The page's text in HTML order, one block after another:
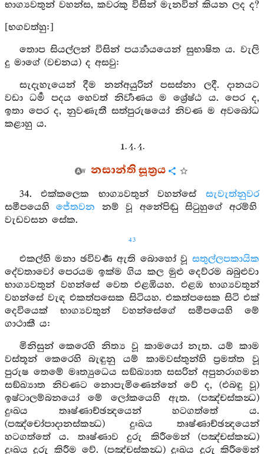
භාග්‍යවතුන් වහන්ස, කවරකු විසින් මැනවින් කියන ලද ද?
[භගවත්හු:]
තොප සියල්ලන් විසින් පර්‍ය්‍යායයෙන් සුභාෂිත ය. වැලි
දු මාගේ (වචනය) ද අසවු:
සැදැහැයෙන් දීම නන්අයුරින් පසස්නා ලදී. දානයට
වඩා ධර්‍ම පදය හෙවත් නිර්‍වාණය ම ශ්‍රේෂ්ඨ ය. පෙර ද,
ඉතා පෙර ද, නුවණැතී සත්පුරුෂයෝ නිවණ ම අවබෝධ
කළාහු ය.
1. 4. 4.
නසාන්ති සූත්‍රය
34. එක්කලෙක භාග්‍යවතුන් වහන්සේ සැවැත්නුවර
සමීපයෙහිජේතවන නම් වූ අනේපිඬු සිටුහුගේ අරම්හි
වැඩවසන සේක.
43
එකල්හි මනා ඡවිවර්‍ණ ඇති බොහෝ වූ සතුල්ලපකායික
දේවතාවෝ පෙරයම ඉක්ම ගිය කල මුළු දෙව්රම බබුළුවා
භාග්‍යවතුන් වහන්සේ වෙත එළඹියහ. එළඹ භාග්‍යවතුන්
වහන්සේ වැඳ එකත්පසෙක සිටියහ. එකත්පසෙක සිටි එක්
දෙවියෙක් භාග්‍යවතුන් වහන්සේගේ සමීපයෙහි මේ
ගාථාකී ය:
මිනිසුන් කෙරෙහි නිත්‍ය වූ කාමයෝ නැත. යම් කාම
වස්තූන් කෙරෙහි බැඳුනු යම් කාමවස්තුන්හි ප්‍රමත්ත වූ
පුරුෂ තෙමේ මෘත්‍යුධෙය සඞ්ඛ්‍යාත සසරින් අපුනරාගමන
සඞ්ඛ්‍යාත නිවණට නොපැමිණෙන්නේ වේ ද, (එබඳු වූ)
ඉෂ්ටාලම්බනයෝ මේ ලෝකයෙහි ඇත. (පඤ්චස්කන්‍ධ)
දුඃඛය තෘෂ්ණාච්ඡන්‍දයෙන් හටගත්තේ ය.
(පඤ්චෝපාදානස්කන්‍ධ) දුඃඛය තෘෂ්ණාච්ඡන්‍දයෙන්
හටගත්තේ ය. තෘෂ්ණාව දුරු කිරීමෙන් (පඤ්චස්කන්‍ධ)
දුඃඛය දුරු කිරීම වේ. (පඤ්චස්කන්‍ධ) දුඃඛය දුරු කිරීමෙන්